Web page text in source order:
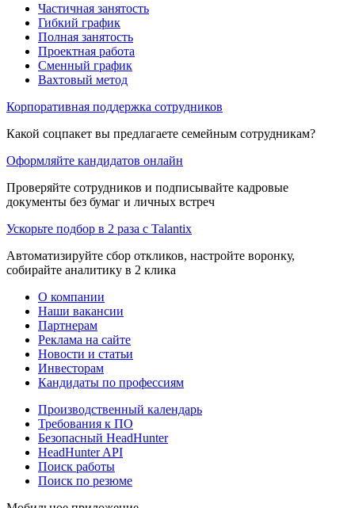
Частичная занятость
Гибкий график
Полная занятость
Проектная работа
Сменный график
Вахтовый метод
Корпоративная поддержка сотрудников
Какой соцпакет вы предлагаете семейным сотрудникам?
Оформляйте кандидатов онлайн
Проверяйте сотрудников и подписывайте кадровые
документы без бумаг и личных встреч
Ускорьте подбор в 2 раза с Talantix
Автоматизируйте сбор откликов, настройте воронку,
собирайте аналитику в 2 клика
О компании
Наши вакансии
Партнерам
Реклама на сайте
Новости и статьи
Инвесторам
Кандидаты по профессиям
Производственный календарь
Требования к ПО
Безопасный HeadHunter
HeadHunter API
Поиск работы
Поиск по резюме